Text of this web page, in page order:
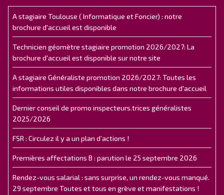
A stagiaire Toulouse ( Informatique et Foncier) : notre
brochure d'accueil est disponible
Technicien géomètre stagiaire promotion 2026/2027: La
brochure d'accueil est disponible sur notre site
A stagiaire Généraliste promotion 2026/2027: Toutes les
informations utiles disponibles dans notre brochure d'accueil
Dernier conseil de promo inspecteurs.trices généralistes
2025/2026
FSR : Circulez il y a un plan d’actions !
Premières affectations B : parution le 25 septembre 2026
Rendez-vous salarial : sans surprise, un rendez-vous manqué.
29 septembre Toutes et tous en grève et manifestations !